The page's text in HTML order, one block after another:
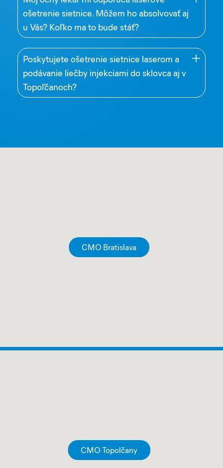
ošetrenie sietnice. Môžem ho absolvovať aj
u Vás? Koľko ma to bude stáť?
Poskytujete ošetrenie sietnice laserom a
podávanie liečby injekciami do sklovca aj v
Topoľčanoch?
CMO Bratislava
CMO Topolčany